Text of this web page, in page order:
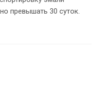
превышать 30 суток.